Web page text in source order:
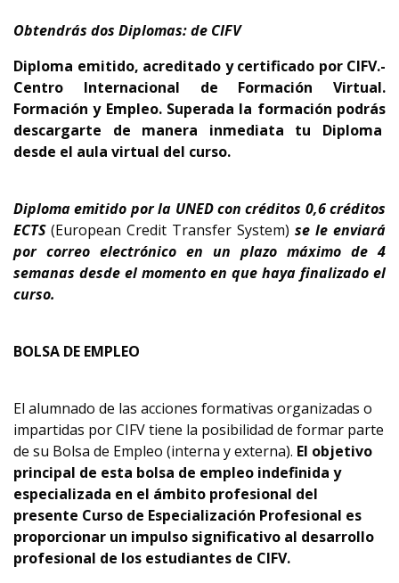
Obtendrás dos Diplomas: de CIFV
Diploma emitido, acreditado y certificado por CIFV.-
Centro Internacional de Formación Virtual.
Formación y Empleo. Superada la formación podrás
descargarte de manera inmediata tu Diploma
desde el aula virtual del curso.
Diploma emitido por la UNED con créditos 0,6 créditos
ECTS(European Credit Transfer System) se le enviará
por correo electrónico en un plazo máximo de 4
semanas desde el momento en que haya finalizado el
curso.
BOLSA DE EMPLEO
El alumnado de las acciones formativas organizadas o
impartidas por CIFV tiene la posibilidad de formar parte
de su Bolsa de Empleo (interna y externa). El objetivo
principal de esta bolsa de empleo indefinida y
especializada en el ámbito profesional del
presente Curso de Especialización Profesional es
proporcionar un impulso significativo al desarrollo
profesional de los estudiantes de CIFV.